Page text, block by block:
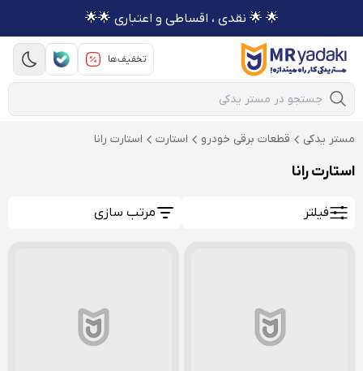
🌟 🌟 نقدی ، اقساطی و اعتباری 🌟🌟
تخفیف‌ها
Mobile Search
مستر یدکی قطعات برقی خودرو استارت استارت رانا
استارت رانا
فیلتر مرتب سازی